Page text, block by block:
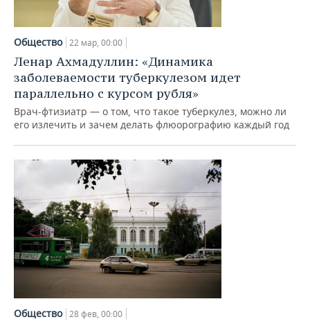
Общество 22 мар, 00:00
Ленар Ахмадуллин: «Динамика
заболеваемости туберкулезом идет
параллельно с курсом рубля»
Врач-фтизиатр — о том, что такое туберкулез, можно ли
его излечить и зачем делать флюорографию каждый год
Общество 28 фев, 00:00